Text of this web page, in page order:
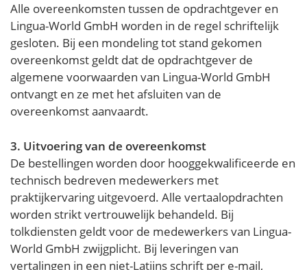
Alle overeenkomsten tussen de opdrachtgever en
Lingua-World GmbH worden in de regel schriftelijk
gesloten. Bij een mondeling tot stand gekomen
overeenkomst geldt dat de opdrachtgever de
algemene voorwaarden van Lingua-World GmbH
ontvangt en ze met het afsluiten van de
overeenkomst aanvaardt.
3. Uitvoering van de overeenkomst
De bestellingen worden door hooggekwalificeerde en
technisch bedreven medewerkers met
praktijkervaring uitgevoerd. Alle vertaalopdrachten
worden strikt vertrouwelijk behandeld. Bij
tolkdiensten geldt voor de medewerkers van Lingua-
World GmbH zwijgplicht. Bij leveringen van
vertalingen in een niet-Latijns schrift per e-mail,